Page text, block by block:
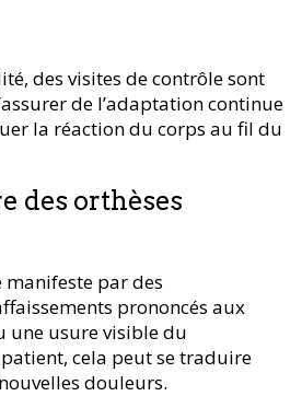
des visites de contrôle sont
de l’adaptation continue
la réaction du corps au fil du
des orthèses
manifeste par des
prononcés aux
une usure visible du
patient, cela peut se traduire
douleurs.